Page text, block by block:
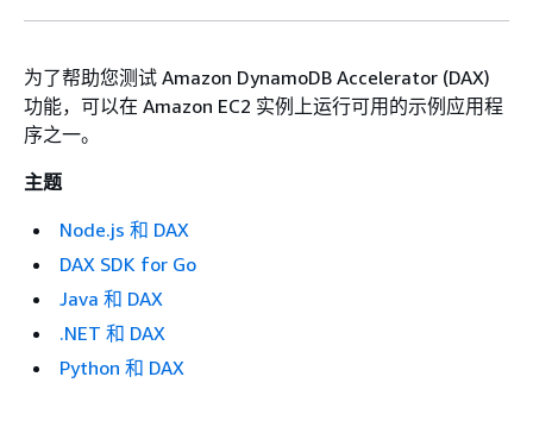
为了帮助您测试 Amazon DynamoDB Accelerator (DAX)
功能，可以在 Amazon EC2 实例上运行可用的示例应用程
序之一。
主题
Node.js 和 DAX
DAX SDK for Go
Java 和 DAX
.NET 和 DAX
Python 和 DAX